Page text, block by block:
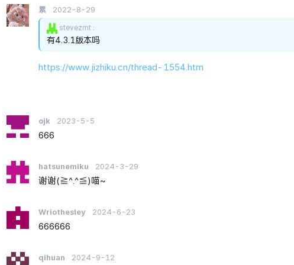
累 2022-8-29
stevezmt
有4.3.1版本吗
https://www.jizhiku.cn/thread-1554.htm
ojk 2023-5-5
666
hatsunemiku 2024-3-29
谢谢(≧^.^≦)喵~
Wriothesley 2024-6-23
666666
qihuan 2024-9-12